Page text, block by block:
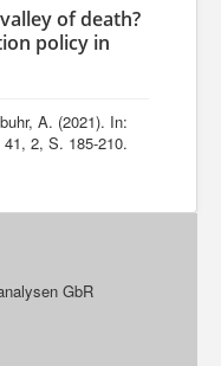
of death?
policy in
A. (2021). In:
2, S. 185-210.
GbR